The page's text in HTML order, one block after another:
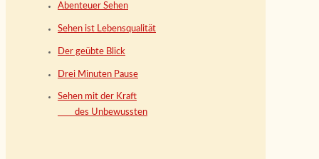
Abenteuer Sehen
Sehen ist Lebensqualität
Der geübte Blick
Drei Minuten Pause
Sehen mit der Kraft
des Unbewussten